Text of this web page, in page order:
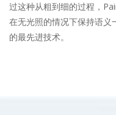
过这种从粗到细的过程，
在无光照的情况下保持语
的最先进技术。